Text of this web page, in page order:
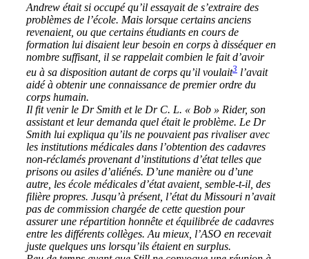
Andrew était si occupé qu’il essayait de s’extraire des
problèmes de l’école. Mais lorsque certains anciens
revenaient, ou que certains étudiants en cours de
formation lui disaient leur besoin en corps à disséquer en
nombre suffisant, il se rappelait combien le fait d’avoir
eu à sa disposition autant de corps qu’il voulait3 l’avait
aidé à obtenir une connaissance de premier ordre du
corps humain.
Il fit venir le Dr Smith et le Dr C. L. « Bob » Rider, son
assistant et leur demanda quel était le problème. Le Dr
Smith lui expliqua qu’ils ne pouvaient pas rivaliser avec
les institutions médicales dans l’obtention des cadavres
non-réclamés provenant d’institutions d’état telles que
prisons ou asiles d’aliénés. D’une manière ou d’une
autre, les école médicales d’état avaient, semble-t-il, des
filière propres. Jusqu’à présent, l’état du Missouri n’avait
pas de commission chargée de cette question pour
assurer une répartition honnête et équilibrée de cadavres
entre les différents collèges. Au mieux, l’ASO en recevait
juste quelques uns lorsqu’ils étaient en surplus.